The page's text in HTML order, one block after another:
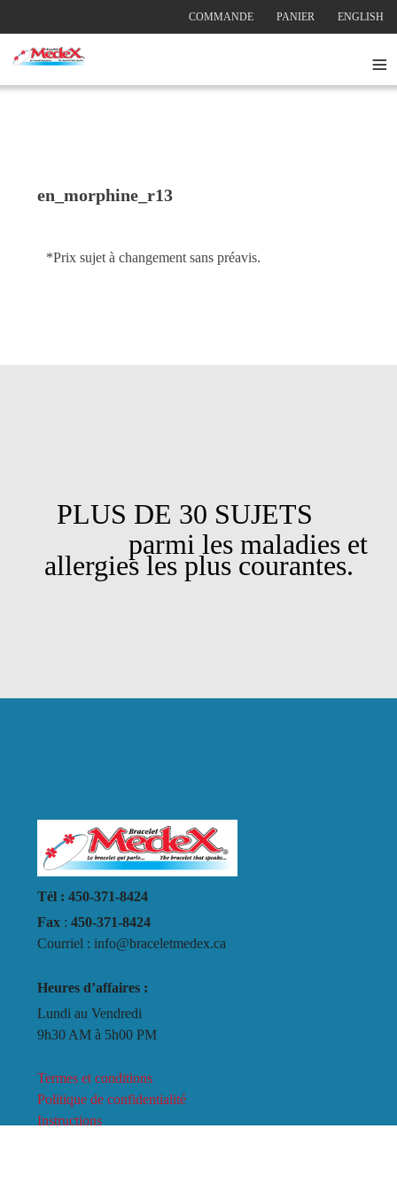
COMMANDE PANIER ENGLISH
≡
en_morphine_r13
*Prix sujet à changement sans préavis.
PLUS DE 30 SUJETS
parmi les maladies et
allergies les plus courantes.
Tél : 450-371-8424
Fax : 450-371-8424
Courriel : info@braceletmedex.ca
Heures d’affaires :
Lundi au Vendredi
9h30 AM à 5h00 PM
Termes et conditions
Politique de confidentialité
Instructions